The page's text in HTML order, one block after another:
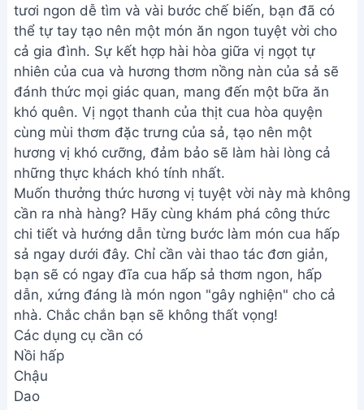
tươi ngon dễ tìm và vài bước chế biến, bạn đã có
thể tự tay tạo nên một món ăn ngon tuyệt vời cho
cả gia đình. Sự kết hợp hài hòa giữa vị ngọt tự
nhiên của cua và hương thơm nồng nàn của sả sẽ
đánh thức mọi giác quan, mang đến một bữa ăn
khó quên. Vị ngọt thanh của thịt cua hòa quyện
cùng mùi thơm đặc trưng của sả, tạo nên một
hương vị khó cưỡng, đảm bảo sẽ làm hài lòng cả
những thực khách khó tính nhất.
Muốn thưởng thức hương vị tuyệt vời này mà không
cần ra nhà hàng? Hãy cùng khám phá công thức
chi tiết và hướng dẫn từng bước làm món cua hấp
sả ngay dưới đây. Chỉ cần vài thao tác đơn giản,
bạn sẽ có ngay đĩa cua hấp sả thơm ngon, hấp
dẫn, xứng đáng là món ngon "gây nghiện" cho cả
nhà. Chắc chắn bạn sẽ không thất vọng!
Các dụng cụ cần có
Nồi hấp
Chậu
Dao